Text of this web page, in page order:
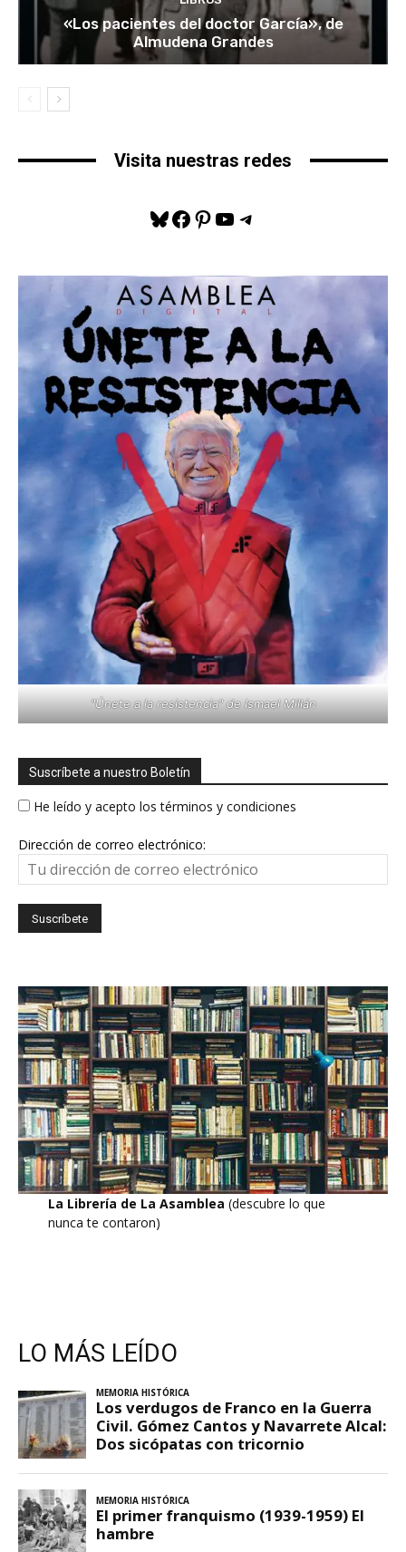
«Los pacientes del doctor García», de
Almudena Grandes
Visita nuestras redes
Bluesky
Facebook
Pinterest
YouTube
Telegram
"Únete a la resistencia" de Ismael Millán
Suscríbete a nuestro Boletín
He leído y acepto los términos y condiciones
Dirección de correo electrónico:
La Librería de La Asamblea (descubre lo que
nunca te contaron)
LO MÁS LEÍDO